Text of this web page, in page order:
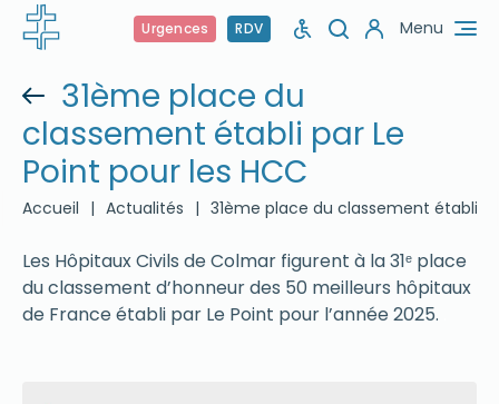
Urgences RDV Menu
31ème place du
classement établi par Le
Point pour les HCC
Accueil | Actualités | 31ème place du classement établi
Les Hôpitaux Civils de Colmar figurent à la 31ᵉ place
du classement d’honneur des 50 meilleurs hôpitaux
de France établi par Le Point pour l’année 2025.